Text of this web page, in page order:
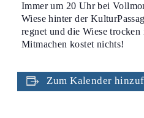
Immer um 20 Uhr bei
Wiese hinter der
regnet und die Wiese trocken
Mitmachen kostet nichts!
Zum Kalender